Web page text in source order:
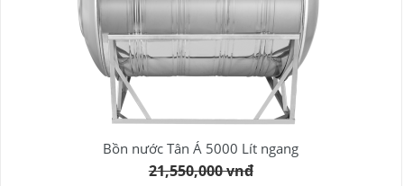
Bồn nước Tân Á 5000 Lít ngang
21,550,000 vnđ